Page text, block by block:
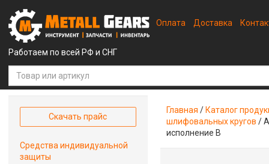
Работаем по всей РФ и СНГ
Оплата Доставка
Главная / Каталог
шлифовальных кругов /
исполнение В
Скачать прайс
Средства индивидуальной
защиты